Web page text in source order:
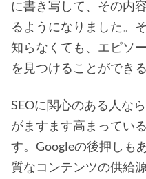
に書き写して、その内
るようになりました。
知らなくても、エピソ
を見つけることができ
SEOに関心のある人な
がますます高まってい
す。Googleの後押しも
質なコンテンツの供給